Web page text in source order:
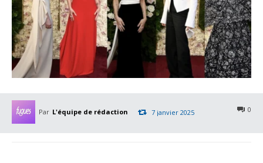
Par L'équipe de rédaction 0
7 janvier 2025